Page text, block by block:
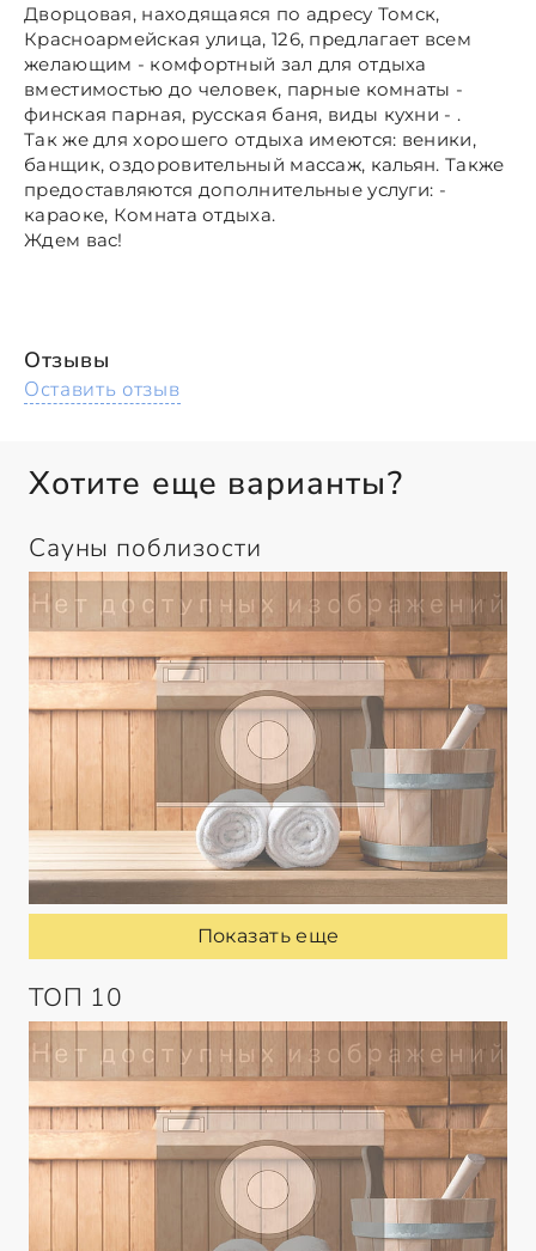
Дворцовая, находящаяся по адресу Томск,
Красноармейская улица, 126, предлагает всем
желающим - комфортный зал для отдыха
вместимостью до человек, парные комнаты -
финская парная, русская баня, виды кухни - .
Так же для хорошего отдыха имеются: веники,
банщик, оздоровительный массаж, кальян. Также
предоставляются дополнительные услуги: -
караоке, Комната отдыха.
Ждем вас!
Отзывы
Оставить отзыв
Хотите еще варианты?
Сауны поблизости
Показать еще
ТОП 10